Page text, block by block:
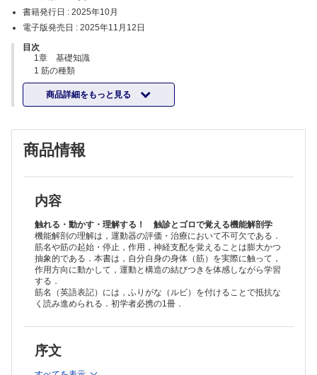
書籍発行日 : 2025年10月
電子版発売日 : 2025年11月12日
目次
1章 基礎知識
1 筋の種類
2 浅層の大きな筋
3 骨格筋の構築と形状
4 骨格筋の構造と運動単位
2章 骨盤帯・下肢
股関節の屈曲 1 腸腰筋
股関節の外転（骨盤の安定化） 4 中殿筋
股関節の内転 5 大内転筋，短内転筋，長内転筋，恥骨筋，薄筋
股関節の外旋 6 深層外旋6筋
股関節の内旋 7 小殿筋
股関節屈曲位での外転 8 大腿筋膜張筋
股関節の屈曲 9 ハムストリングス－大腿二頭筋，半腱様筋，半膜様
筋
膝関節の伸展 10 大腿四頭筋
足関節の底屈 11 下腿三頭筋
足の外がえし 13 長腓骨筋，短腓骨筋
中足趾節（MTP）関節の屈曲 15 虫様筋，短母趾屈筋
商品詳細をもっと見る
商品情報
内容
触れる・動かす・理解する！ 触診とゴロで覚える機能解剖学
機能解剖の理解は，運動器の評価・治療において不可欠である．
筋名や筋の起始・停止，作用，神経支配を覚えることは膨大かつ
抽象的である．本書は，自分自身の身体（筋）を実際に触って，
作用方向に動かして，運動と構造の結びつきを体感しながら学習
する．
筋名（英語表記）には，ふりがな（ルビ）を付けることで抵抗な
く読み進められる．初学者必携の1冊．
序文